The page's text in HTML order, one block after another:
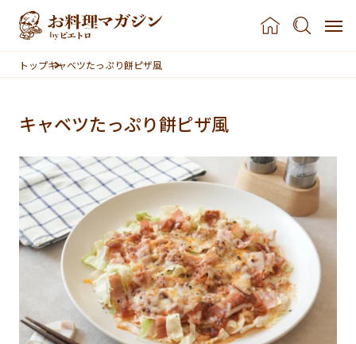
本文へスキップ
トップキャベツたっぷり餅ピザ風
キャベツたっぷり餅ピザ風